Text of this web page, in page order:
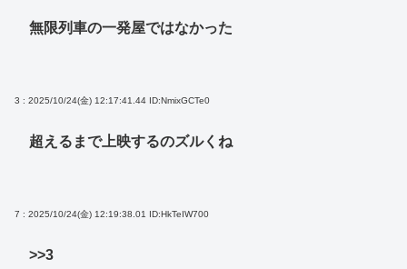
無限列車の一発屋ではなかった
3 : 2025/10/24(金) 12:17:41.44 ID:NmixGCTe0
超えるまで上映するのズルくね
7 : 2025/10/24(金) 12:19:38.01 ID:HkTeIW700
>>3